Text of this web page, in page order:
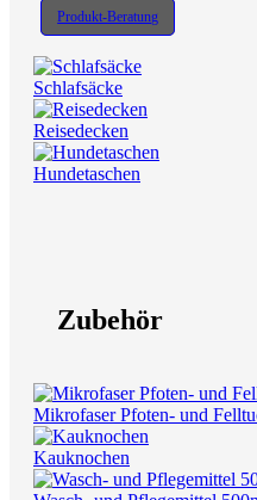
Produkt-Beratung
Schlafsäcke
Reisedecken
Hundetaschen
Zubehör
Mikrofaser Pfoten- und
Kauknochen